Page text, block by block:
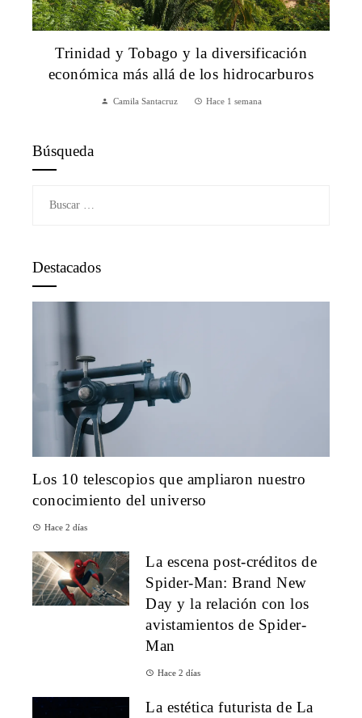
Trinidad y Tobago y la diversificación
económica más allá de los hidrocarburos
Camila Santacruz Hace 1 semana
Búsqueda
Destacados
Los 10 telescopios que ampliaron nuestro
conocimiento del universo
Hace 2 días
La escena post-créditos de
Spider-Man: Brand New
Day y la relación con los
avistamientos de Spider-
Man
Hace 2 días
La estética futurista de La